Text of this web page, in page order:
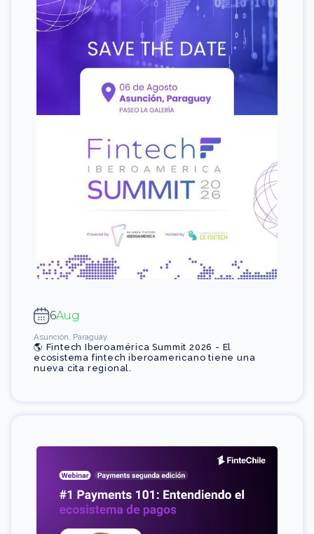
6Aug
Asunción, Paraguay
🌎 Fintech Iberoamérica Summit 2026 - El
ecosistema fintech iberoamericano tiene una
nueva cita regional.